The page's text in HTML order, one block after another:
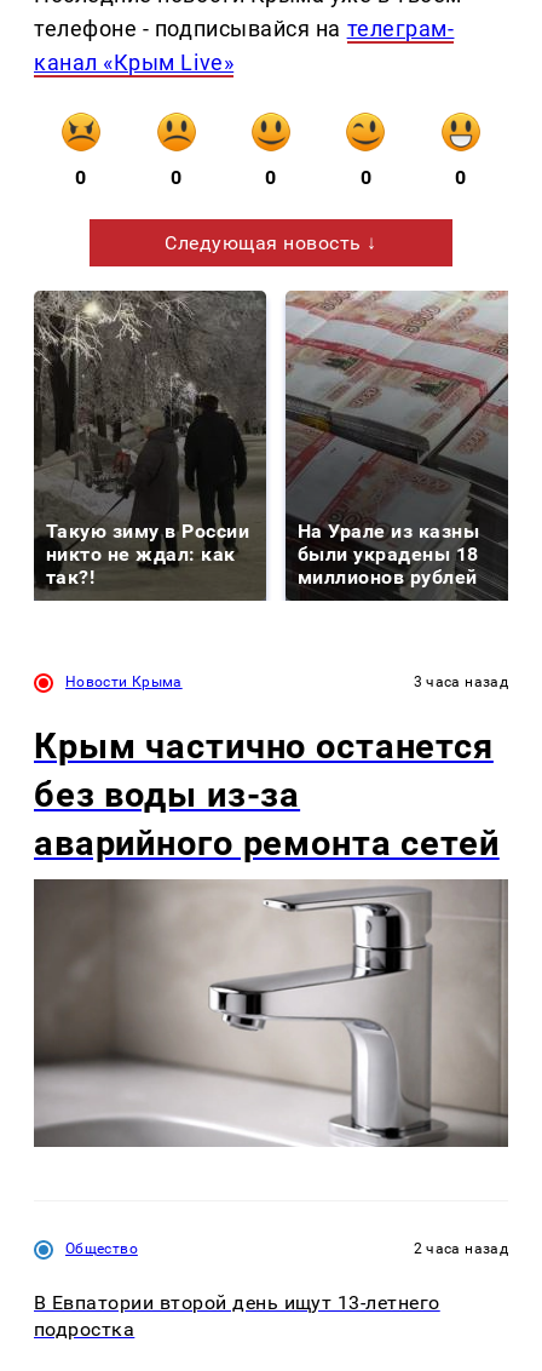
телефоне - подписывайся на телеграм-
канал «Крым Live»
0 0 0 0 0
Следующая новость ↓
Такую зиму в России
никто не ждал: как
так?!
На Урале из казны
были украдены 18
миллионов рублей
Новости Крыма 3 часа назад
Крым частично останется
без воды из-за
аварийного ремонта сетей
Общество 2 часа назад
В Евпатории второй день ищут 13-летнего
подростка